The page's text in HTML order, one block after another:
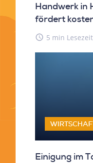
Handwerk in
fördert
access_time 5 min Lesezeit
Einigung im